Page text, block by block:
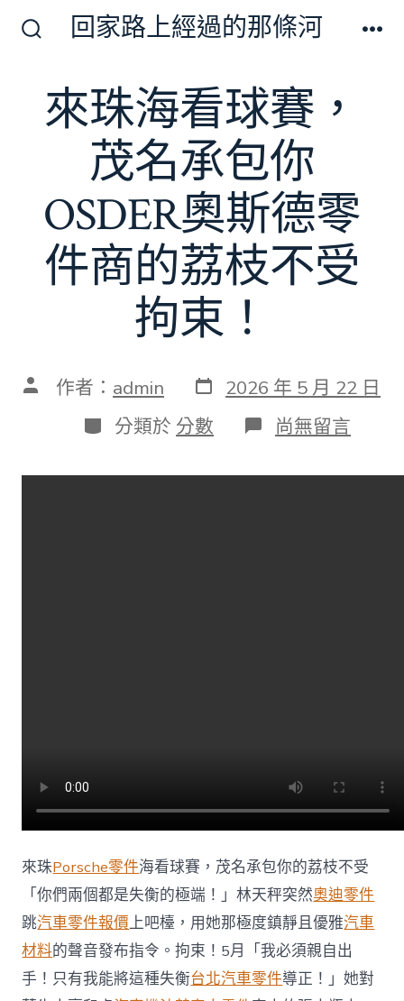
換
開
回家路上經過的那條河
來珠海看球賽，
茂名承包你
OSDER奧斯德零
件商的荔枝不受
拘束！
文 作者： admin 發
表
日
期
2026 年 5 月 22 日
分
類
分類於 分數 在
〈來
海
荔
枝
拘
束！〉
中
尚無留言
來珠Porsche零件海看球賽，茂名承包你的荔枝不受
「你們兩個都是失衡的極端！」林天秤突然奧迪零件
跳汽車零件報價上吧檯，用她那極度鎮靜且優雅汽車
材料的聲音發布指令。拘束！5月「我必須親自出
手！只有我能將這種失衡台北汽車零件導正！」她對